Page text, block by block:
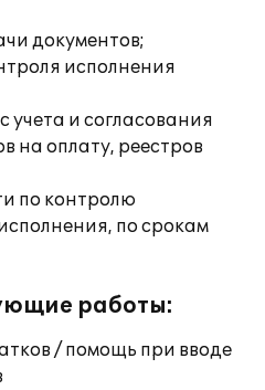
документов;
исполнения
учета и согласования
на оплату, реестров
по контролю
по срокам
работы:
/ помощь при вводе